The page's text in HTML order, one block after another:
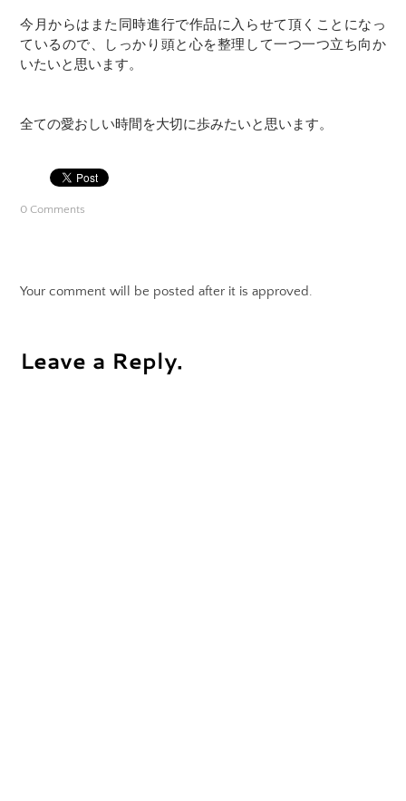
今月からはまた同時進行で作品に入らせて頂くことになっ
ているので、しっかり頭と心を整理して一つ一つ立ち向か
いたいと思います。
全ての愛おしい時間を大切に歩みたいと思います。
0 Comments
Your comment will be posted after it is approved.
Leave a Reply.